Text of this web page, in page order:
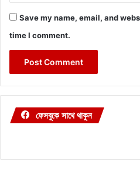
Save my name, email, and
time I comment.
ফেসবুকে সাথে থাকুন